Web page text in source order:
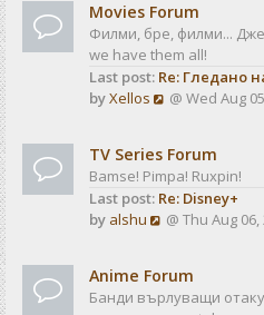
s
t
p
o
s
w
t
h
e
e
s
t
p
s
Movies Forum
Филми, бре, филми...
we have them all!
Last post: Re: Гледано
byXellos
V
w
t
h
e
e
@ Wed Aug
TV Series Forum
Bamse! Pimpa! Ruxpin!
Last post: Re: Disney+
by alshu
V
w
t
@ Thu Aug
Anime Forum
Банди върлуващи